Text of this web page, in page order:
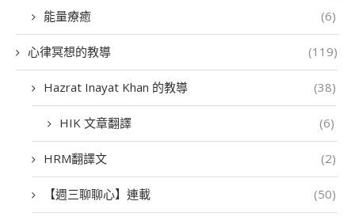
能量療癒 (6)
心律冥想的教導 (119)
Hazrat Inayat Khan 的教導 (38)
HIK 文章翻譯 (6)
HRM翻譯文 (2)
【週三聊聊心】連載 (50)